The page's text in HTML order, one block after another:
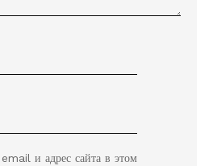
и адрес сайта в этом